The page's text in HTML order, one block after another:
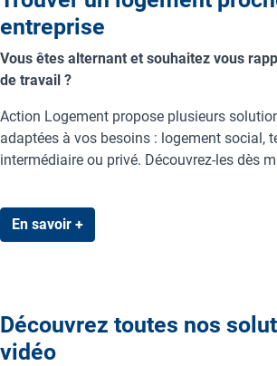
entreprise
Vous êtes alternant et souhaitez vous
de travail ?
Action Logement propose plusieurs
adaptées à vos besoins : logement social,
intermédiaire ou privé. Découvrez-les dès
En savoir +
Découvrez toutes nos
vidéo